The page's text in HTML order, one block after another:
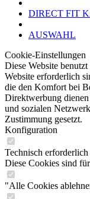
DIRECT FIT
AUSWAHL
Cookie-Einstellungen
Diese Website
Website erforderlich
die den Komfort bei
Direktwerbung
und sozialen
Zustimmung gesetzt.
Konfiguration
Technisch erforderlich
Diese Cookies sind
"Alle Cookies